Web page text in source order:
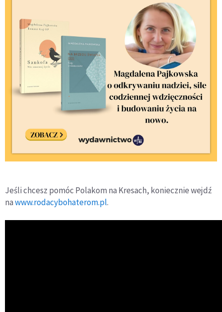
Jeśli chcesz pomóc Polakom na Kresach, koniecznie wejdź
nawww.rodacybohaterom.pl.